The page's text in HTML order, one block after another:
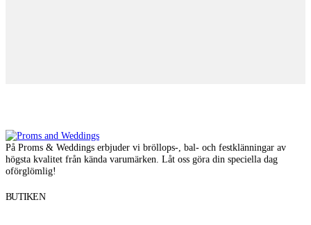
På Proms & Weddings erbjuder vi bröllops-, bal- och festklänningar av
högsta kvalitet från kända varumärken. Låt oss göra din speciella dag
oförglömlig!
BUTIKEN